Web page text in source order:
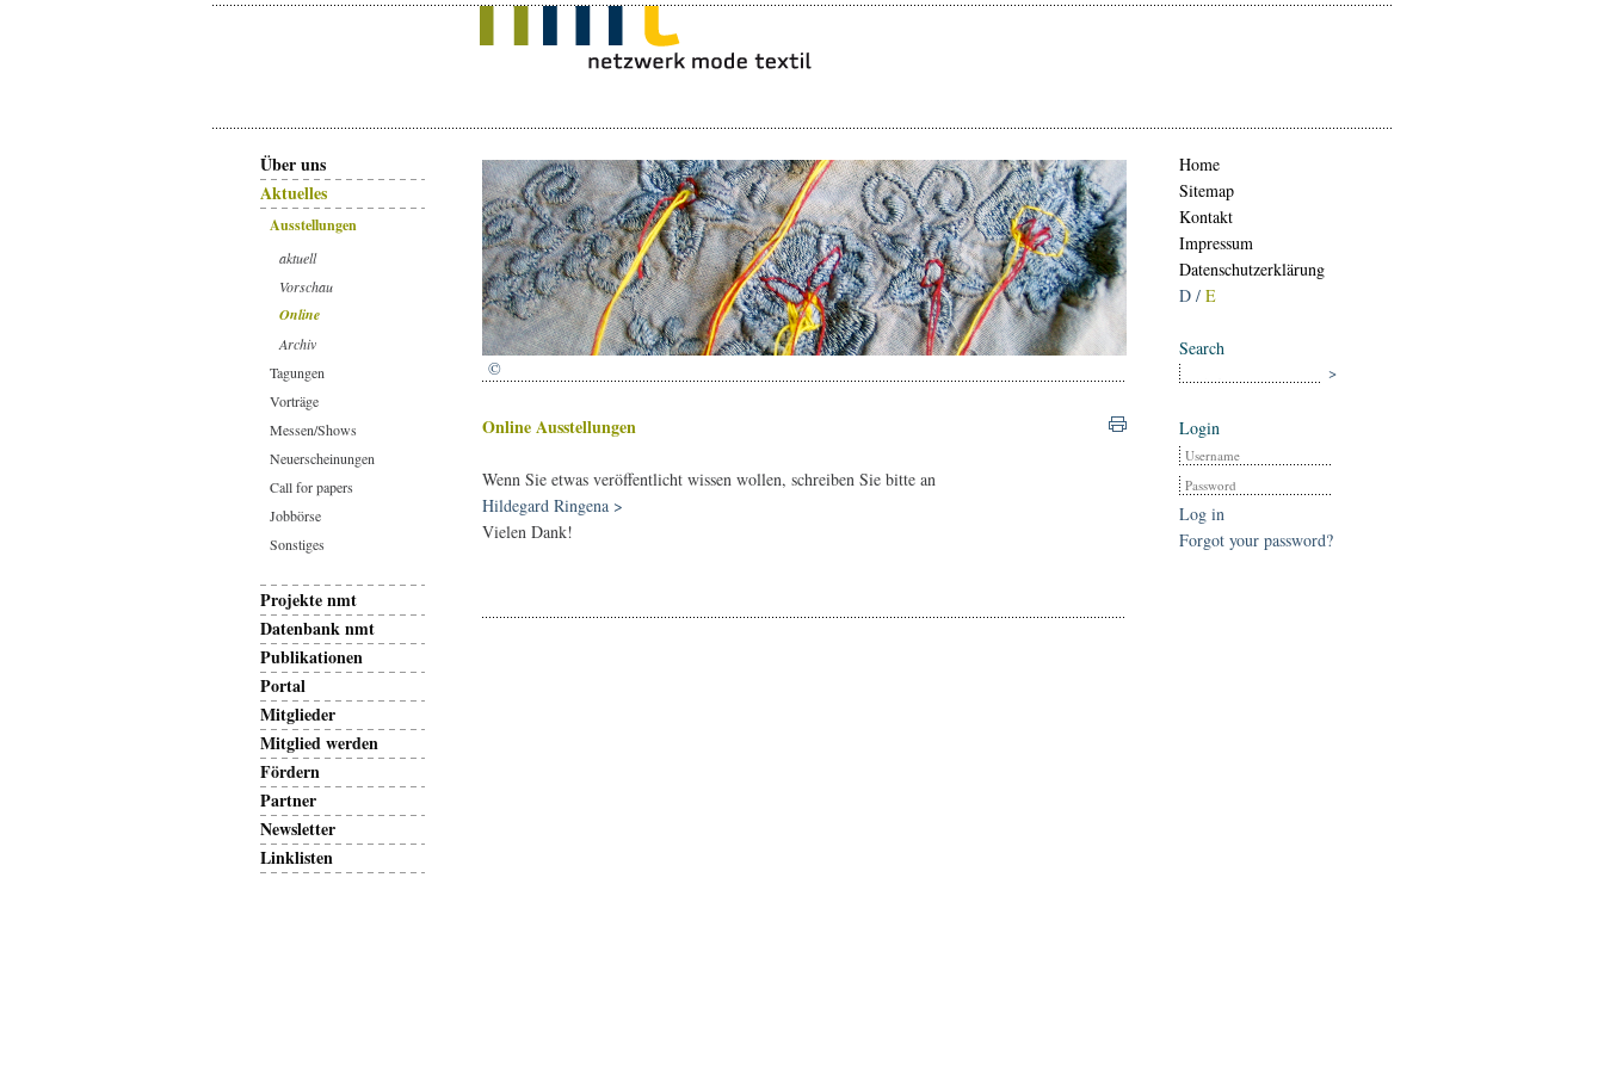
©
Online Ausstellungen
Wenn Sie etwas veröffentlicht wissen wollen, schreiben Sie bitte an
Hildegard Ringena >
Vielen Dank!
Über uns
Aktuelles
Ausstellungen
aktuell
Vorschau
Online
Archiv
Tagungen
Vorträge
Messen/Shows
Neuerscheinungen
Call for papers
Jobbörse
Sonstiges
Projekte nmt
Datenbank nmt
Publikationen
Portal
Mitglieder
Mitglied werden
Fördern
Partner
Newsletter
Linklisten
Home
Sitemap
Kontakt
Impressum
Datenschutzerklärung
D / E
Search
Login
Log in
Forgot your password?